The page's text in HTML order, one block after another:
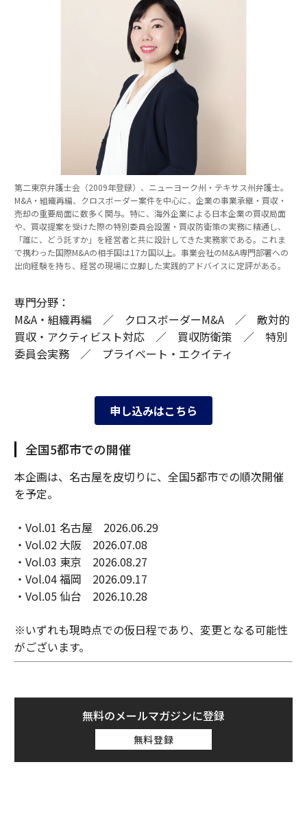
第二東京弁護士会（2009年登録）、ニューヨーク州・テキサス州弁護士。
M&A・組織再編、クロスボーダー案件を中心に、企業の事業承継・買収・
売却の重要局面に数多く関与。特に、海外企業による日本企業の買収局面
や、買収提案を受けた際の特別委員会設置・買収防衛策の実務に精通し、
「誰に、どう託すか」を経営者と共に設計してきた実務家である。これま
で携わった国際M&Aの相手国は17カ国以上。事業会社のM&A専門部署への
出向経験を持ち、経営の現場に立脚した実践的アドバイスに定評がある。
専門分野：
M&A・組織再編 ／ クロスボーダーM&A ／ 敵対的
買収・アクティビスト対応 ／ 買収防衛策 ／ 特別
委員会実務 ／ プライベート・エクイティ
申し込みはこちら
全国5都市での開催
本企画は、名古屋を皮切りに、全国5都市での順次開催
を予定。
・Vol.01 名古屋 2026.06.29
・Vol.02 大阪 2026.07.08
・Vol.03 東京 2026.08.27
・Vol.04 福岡 2026.09.17
・Vol.05 仙台 2026.10.28
※いずれも現時点での仮日程であり、変更となる可能性
がございます。
無料のメールマガジンに登録
無料登録